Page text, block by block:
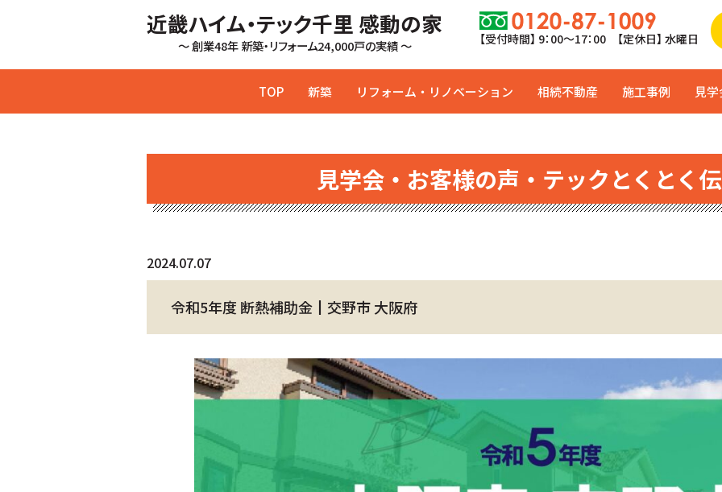
近畿ハイム・テック千里 感動の家
～ 創業48年 新築・リフォーム24,000戸の実績 ～ 【受付時間】 9：00〜17：00 【定休日】 水曜日
TOP 新築 リフォーム・リノベーション 相続不動産 施工事例 見
見学会・お客様の声・テックとくとく
2024.07.07
令和5年度 断熱補助金┃交野市 大阪府